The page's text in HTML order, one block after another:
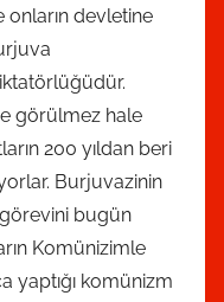
devletine
görülmez hale
200 yıldan beri
Burjuvazinin
görevini bugün
Komünizimle
yaptığı komünizm